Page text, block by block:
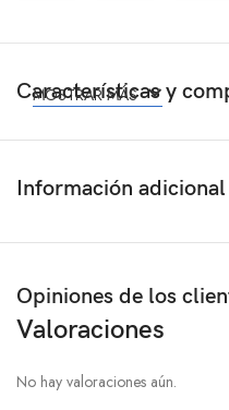
Características y
MOSTRAR MÁS
Información adicional
Opiniones de los
Valoraciones
No hay valoraciones aún.